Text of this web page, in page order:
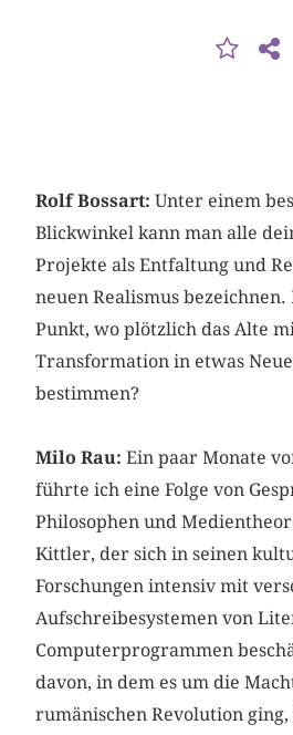
Rolf Bossart: Unter einem
Blickwinkel kann man alle
Projekte als Entfaltung und
neuen Realismus bezeichnen.
Punkt, wo plötzlich das Alte
Transformation in etwas
bestimmen?
Milo Rau: Ein paar Monate
führte ich eine Folge von
Philosophen und
Kittler, der sich in seinen
Forschungen intensiv mit
Aufschreibesystemen von
Computerprogrammen
davon, in dem es um die
rumänischen Revolution